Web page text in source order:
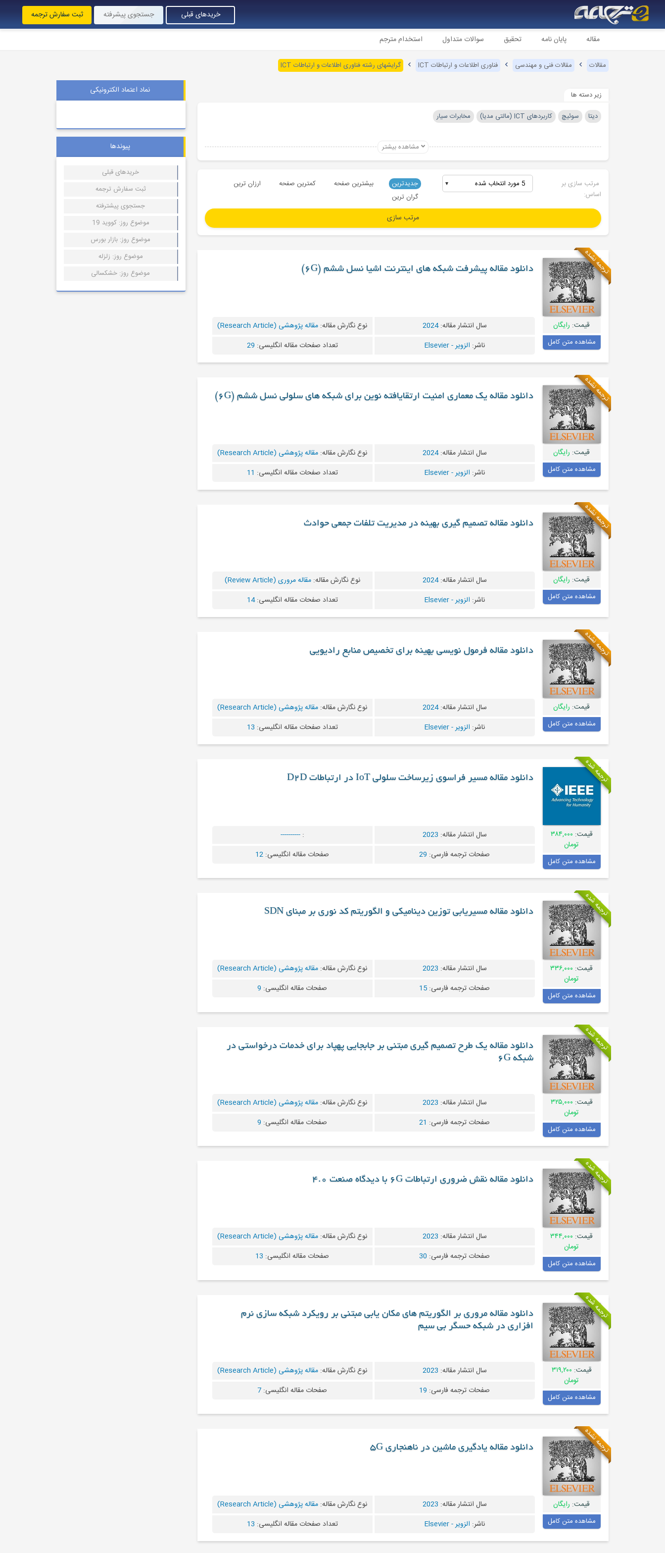
خریدهای قبلی جستجوی پیشرفته ثبت سفارش ترجمه
مقاله پایان نامه تحقیق سوالات متداول استخدام مترجم
مقالات مقالات فنی و مهندسی فناوری اطلاعات و ارتباطات ICT گرایشهای رشته فناوری اطلاعات و ارتباطات ICT
زیر دسته ها
مشاهده بیشتر
دیتا سوئیچ کاربردهای ICT (مالتی مدیا) مخابرات سیار
مرتب سازی بر
اساس:
5 مورد انتخاب شده جدیدترین بیشترین صفحه کمترین صفحه
ارزان ترین
گران ترین
ترجمه نشده
قیمت: رایگان
مشاهده متن کامل
دانلود مقاله پیشرفت شبکه های اینترنت اشیا نسل ششم (6G)
سال انتشار مقاله:2024 نوع نگارش مقاله: مقاله پژوهشی (Research Article)
ناشر: الزویر - Elsevier تعداد صفحات مقاله انگلیسی: 29
ترجمه نشده
قیمت: رایگان
مشاهده متن کامل
دانلود مقاله یک معماری امنیت ارتقایافته نوین برای شبکه های سلولی نسل ششم (6G)
سال انتشار مقاله:2024 نوع نگارش مقاله: مقاله پژوهشی (Research Article)
ناشر: الزویر - Elsevier تعداد صفحات مقاله انگلیسی: 11
ترجمه نشده
قیمت: رایگان
مشاهده متن کامل
دانلود مقاله تصمیم گیری بهینه در مدیریت تلفات جمعی حوادث
سال انتشار مقاله:2024 نوع نگارش مقاله:مقاله مروری (Review Article)
ناشر: الزویر - Elsevier تعداد صفحات مقاله انگلیسی:14
ترجمه نشده
قیمت: رایگان
مشاهده متن کامل
دانلود مقاله فرمول نویسی بهینه برای تخصیص منابع رادیویی
سال انتشار مقاله:2024 نوع نگارش مقاله: مقاله پژوهشی (Research Article)
ناشر: الزویر - Elsevier تعداد صفحات مقاله انگلیسی: 13
ترجمه شده
قیمت: ۳۸۴,۰۰۰
تومان
مشاهده متن کامل
دانلود مقاله مسیر فراسوی زیرساخت سلولی IoT در ارتباطات D2D
سال انتشار مقاله: 2023
:
----------
صفحات ترجمه فارسی: 29 صفحات مقاله انگلیسی: 12
ترجمه شده
قیمت: ۳۳۶,۰۰۰
تومان
مشاهده متن کامل
دانلود مقاله مسیریابی توزین دینامیکی و الگوریتم کد نوری بر مبنای SDN
سال انتشار مقاله: 2023 نوع نگارش مقاله: مقاله پژوهشی (Research Article)
صفحات ترجمه فارسی: 15 صفحات مقاله انگلیسی: 9
ترجمه شده
قیمت: ۳۲۵,۰۰۰
تومان
مشاهده متن کامل
دانلود مقاله یک طرح تصمیم گیری مبتنی بر جابجایی پهپاد برای خدمات درخواستی در
شبکه 6G
سال انتشار مقاله: 2023 نوع نگارش مقاله: مقاله پژوهشی (Research Article)
صفحات ترجمه فارسی: 21 صفحات مقاله انگلیسی: 9
ترجمه شده
قیمت: ۳۴۴,۰۰۰
تومان
مشاهده متن کامل
دانلود مقاله نقش ضروری ارتباطات 6G با دیدگاه صنعت 4.0
سال انتشار مقاله: 2023 نوع نگارش مقاله: مقاله پژوهشی (Research Article)
صفحات ترجمه فارسی: 30 صفحات مقاله انگلیسی: 13
ترجمه شده
قیمت: ۳۱۹,۲۰۰
تومان
مشاهده متن کامل
دانلود مقاله مروری بر الگوریتم های مکان یابی مبتنی بر رویکرد شبکه سازی نرم
افزاری در شبکه حسگر بی سیم
سال انتشار مقاله: 2023 نوع نگارش مقاله: مقاله پژوهشی (Research Article)
صفحات ترجمه فارسی: 19 صفحات مقاله انگلیسی: 7
ترجمه نشده
قیمت: رایگان
مشاهده متن کامل
دانلود مقاله یادگیری ماشین در ناهنجاری 5G
سال انتشار مقاله: 2023 نوع نگارش مقاله: مقاله پژوهشی (Research Article)
ناشر: الزویر - Elsevier تعداد صفحات مقاله انگلیسی: 13
نماد اعتماد الکترونیکی
پیوندها
خریدهای قبلی
ثبت سفارش ترجمه
جستجوی پیشترفته
موضوع روز: کووید 19
موضوع روز: بازار بورس
موضوع روز: زلزله
موضوع روز: خشکسالی